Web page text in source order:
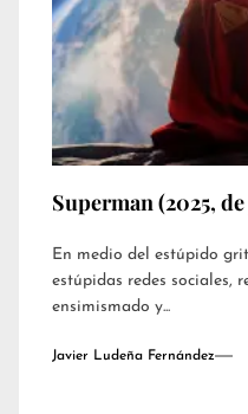
Superman (2025,
En medio del estúpido
estúpidas redes sociales,
ensimismado y...
Javier Ludeña Fernández